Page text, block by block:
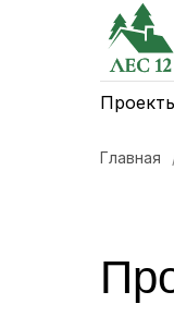
Главная